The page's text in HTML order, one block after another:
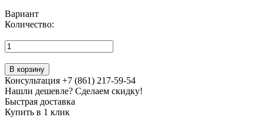
Вариант
Количество:
В корзину
Консультация +7 (861) 217-59-54
Нашли дешевле? Сделаем скидку!
Быстрая доставка
Купить в 1 клик